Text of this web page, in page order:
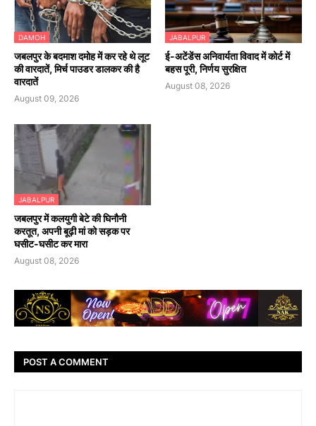
DAMOH
जबलपुर के बदमाश दमोह में कर रहे थे लूट
की वारदातें, मिर्च पाउडर डालकर की है
वारदातें
August 09, 2026
JABALPUR
​ई-अटेंडेंस अनिवार्यता विवाद में कोर्ट में
बहस पूरी, निर्णय सुरक्षित
August 08, 2026
JABALPUR
जबलपुर में कलयुगी बेटे की घिनौनी
करतूत, अपनी बूढ़ी मां को सड़क पर
घसीट-घसीट कर मारा
August 08, 2026
POST A COMMENT